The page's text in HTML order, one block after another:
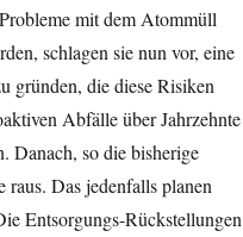
mit dem Atommüll
schlagen sie nun vor, eine
gründen, die diese Risiken
Abfälle über Jahrzehnte
Danach, so die bisherige
raus. Das jedenfalls planen
Entsorgungs-Rückstellungen